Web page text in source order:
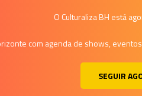
O Culturaliza BH está
com agenda de shows,
SEGUIR